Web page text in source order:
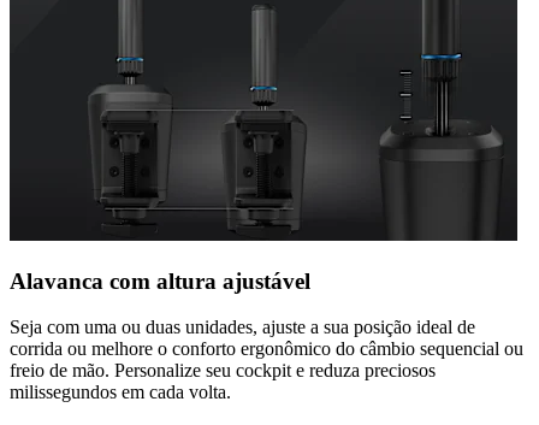
Alavanca com altura ajustável
Seja com uma ou duas unidades, ajuste a sua posição ideal de
corrida ou melhore o conforto ergonômico do câmbio sequencial ou
freio de mão. Personalize seu cockpit e reduza preciosos
milissegundos em cada volta.